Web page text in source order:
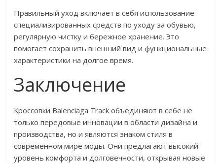
Правильный уход включает в себя использование
специализированных средств по уходу за обувью,
регулярную чистку и бережное хранение. Это
помогает сохранить внешний вид и функциональные
характеристики на долгое время.
Заключение
Кроссовки Balenciaga Track объединяют в себе не
только передовые инновации в области дизайна и
производства, но и являются знаком стиля в
современном мире моды. Они предлагают высокий
уровень комфорта и долговечности, открывая новые